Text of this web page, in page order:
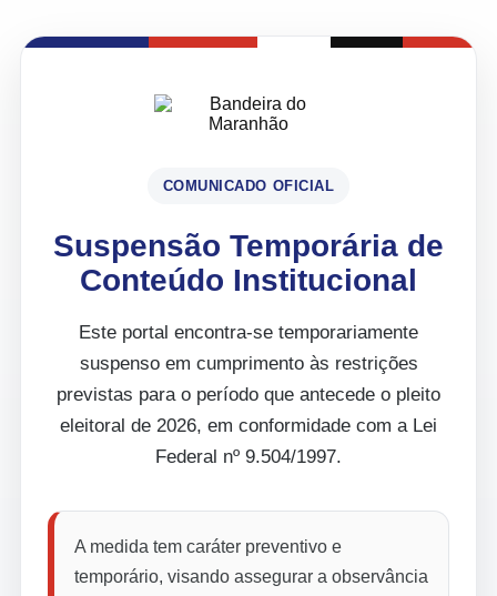
COMUNICADO OFICIAL
Suspensão Temporária de
Conteúdo Institucional
Este portal encontra-se temporariamente
suspenso em cumprimento às restrições
previstas para o período que antecede o pleito
eleitoral de 2026, em conformidade com a Lei
Federal nº 9.504/1997.
A medida tem caráter preventivo e
temporário, visando assegurar a observância